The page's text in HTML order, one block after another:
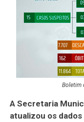
Boletim
A Secretaria
atualizou os